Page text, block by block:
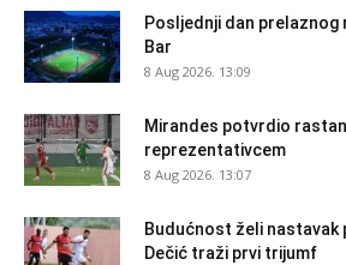
Posljednji dan prelaznog
Bar
8 Aug 2026. 13:09
Mirandes potvrdio
reprezentativcem
8 Aug 2026. 13:07
Budućnost želi
Dečić traži prvi trijumf